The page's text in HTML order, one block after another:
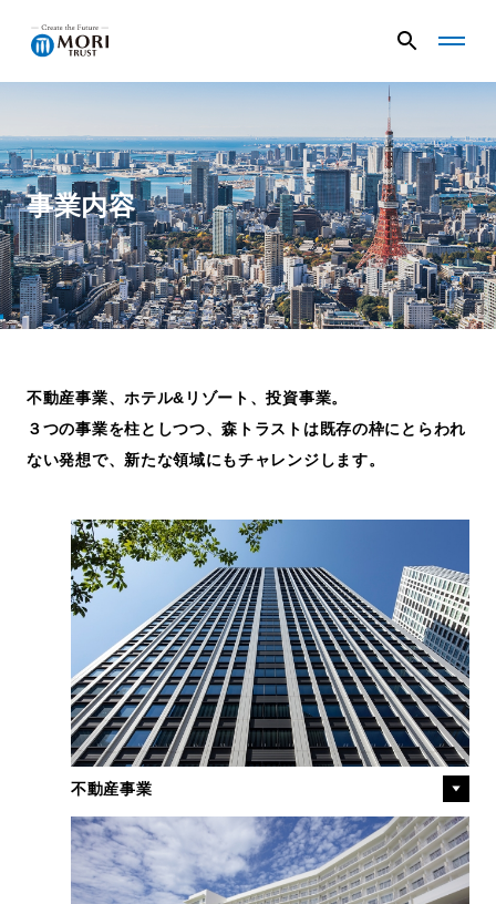
G
a
l
N
a
v
メ
ニ
ュ
ー
G
a
l
N
a
v
メ
ニ
ュ
ー
る
企業情報
ニュース
事業内容
プロジェクト
採用情報
日本語 English
お問い合わせ
事業内容
不動産事業、ホテル&リゾート、投資事業。
３つの事業を柱としつつ、森トラストは既存の枠にとらわれ
ない発想で、新たな領域にもチャレンジします。
不動産事業